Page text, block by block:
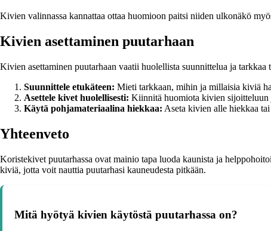
Kivien valinnassa kannattaa ottaa huomioon paitsi niiden ulkonäkö
Kivien asettaminen puutarhaan
Kivien asettaminen puutarhaan vaatii huolellista suunnittelua ja
Suunnittele etukäteen: Mieti tarkkaan, mihin ja millaisia kiviä
Asettele kivet huolellisesti: Kiinnitä huomiota kivien sijoitteluun
Käytä pohjamateriaalina hiekkaa: Aseta kivien alle hiekkaa
Yhteenveto
Koristekivet puutarhassa ovat mainio tapa luoda kaunista ja
kiviä, jotta voit nauttia puutarhasi kauneudesta pitkään.
Mitä hyötyä kivien käytöstä puutarhassa on?